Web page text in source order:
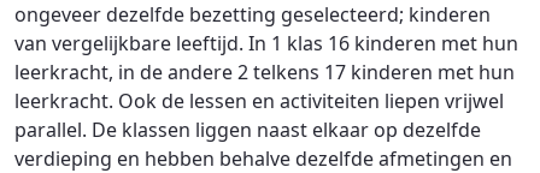
ongeveer dezelfde bezetting geselecteerd; kinderen
van vergelijkbare leeftijd. In 1 klas 16 kinderen met hun
leerkracht, in de andere 2 telkens 17 kinderen met hun
leerkracht. Ook de lessen en activiteiten liepen vrijwel
parallel. De klassen liggen naast elkaar op dezelfde
verdieping en hebben behalve dezelfde afmetingen en